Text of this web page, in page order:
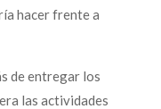
hacer frente a
de entregar los
las actividades